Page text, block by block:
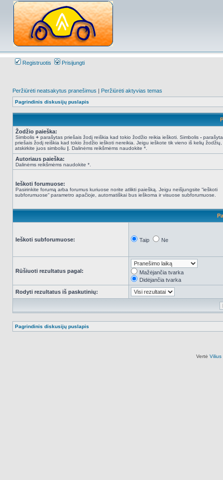
Registruotis Prisijungti
Peržiūrėti neatsakytus pranešimus | Peržiūrėti aktyvias temas
Pagrindinis diskusijų puslapis
Žodžio paieška:
Simbolis + parašytas priešais žodį reiškia kad tokio žodžio reikia ieškoti. Simbolis -
priešais žodį reiškia kad tokio žodžio ieškoti nereikia. Jeigu ieškote tik vieno iš kelių žodžių,
atskirkite juos simboliu | . Dalinėms reikšmėms naudokite *.
Autoriaus paieška:
Dalinėms reikšmėms naudokite *.
Ieškoti forumuose:
Pasirinkite forumą arba forumus kuriuose norite atlikti paiešką. Jeigu neišjungsite “ieškoti
subforumuose“ parametro apačioje, automatiškai bus ieškoma ir visuose subforumuose.
Ieškoti subforumuose: Taip Ne
Rūšiuoti rezultatus pagal:
Mažėjančia tvarka
Didėjančia tvarka
Rodyti rezultatus iš paskutinių:
Pagrindinis diskusijų puslapis
Vertė Vilius